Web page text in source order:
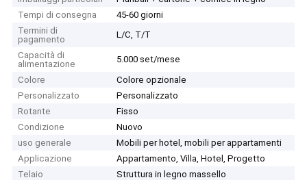
Tempi di consegna
45-60 giorni
Termini di
pagamento
L/C, T/T
Capacità di
alimentazione
5.000 set/mese
Colore
Colore opzionale
Personalizzato
Personalizzato
Rotante
Fisso
Condizione
Nuovo
uso generale
Mobili per hotel, mobili per appartamenti
Applicazione
Appartamento, Villa, Hotel, Progetto
Telaio
Struttura in legno massello